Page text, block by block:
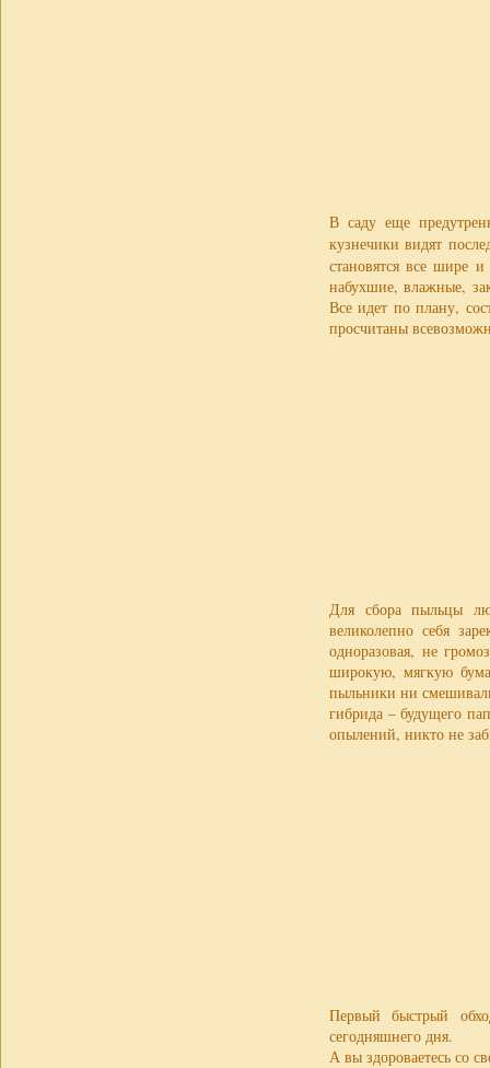
В саду еще
кузнечики видят
становятся все шире
набухшие, влажные,
Все идет по плану,
просчитаны
Для сбора пыльцы
великолепно себя
одноразовая, не
широкую, мягкую
пыльники ни
гибрида – будущего
опылений, никто не
Первый быстрый
сегодняшнего дня.
А вы здороваетесь со